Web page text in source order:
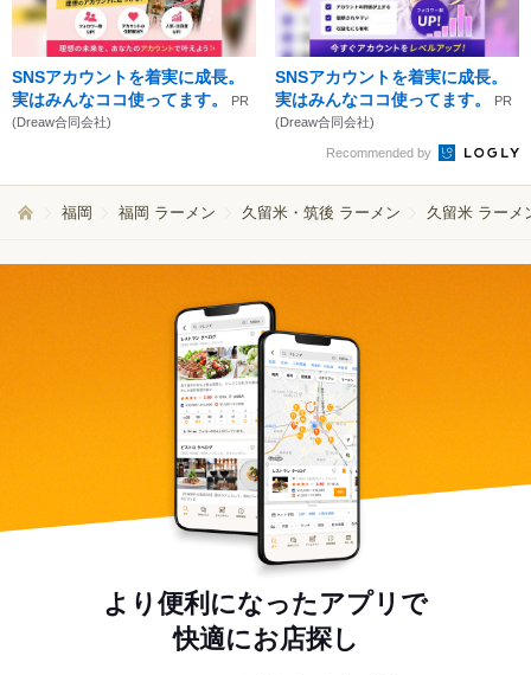
SNSアカウントを着実に成長。
実はみんなココ使ってます。
PR
(Dreaw合同会社)
SNSアカウントを着実に成長。
実はみんなココ使ってます。
PR
(Dreaw合同会社)
Recommended by
福岡 福岡 ラーメン 久留米・筑後 ラーメン 久留米 ラーメ
より便利になったアプリで
快適にお店探し